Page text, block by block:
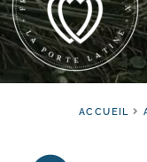
ACCUEIL